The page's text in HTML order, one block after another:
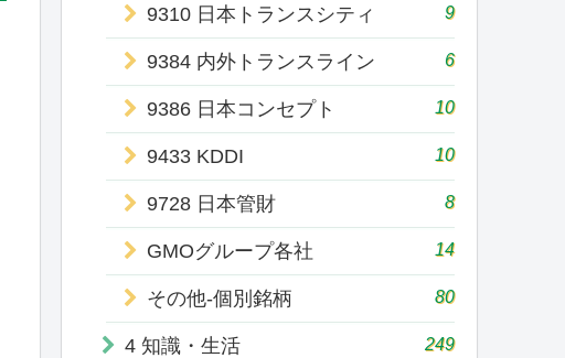
9310 日本トランスシティ 9
9384 内外トランスライン 6
9386 日本コンセプト 10
9433 KDDI 10
9728 日本管財 8
GMOグループ各社 14
その他-個別銘柄 80
4 知識・生活 249